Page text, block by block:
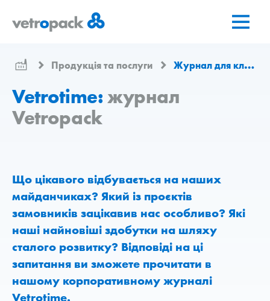
сторінку
Продукція та послуги Журнал для клієнтів
Vetrotime:журнал
Vetropack
Що цікавого відбувається на наших
майданчиках? Який із проєктів
замовників зацікавив нас особливо? Які
наші найновіші здобутки на шляху
сталого розвитку? Відповіді на ці
запитання ви зможете прочитати в
нашому корпоративному журналі
Vetrotime.